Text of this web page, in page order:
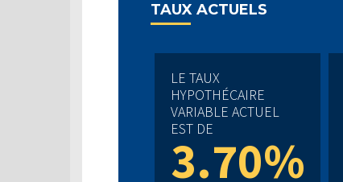
TAUX ACTUELS
LE TAUX
HYPOTHÉCAIRE
VARIABLE ACTUEL
EST DE
3.70%